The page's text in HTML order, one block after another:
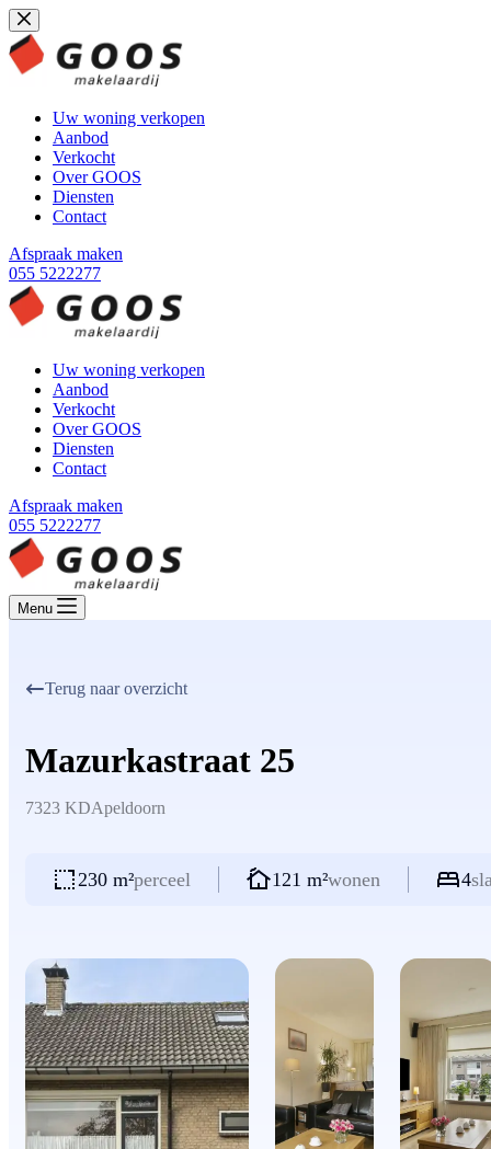
Ga
naar
de
inhoud
Uw woning verkopen
Aanbod
Verkocht
Over GOOS
Diensten
Contact
Afspraak maken
055 5222277
Uw woning verkopen
Aanbod
Verkocht
Over GOOS
Diensten
Contact
Afspraak maken
055 5222277
Menu
Terug naar overzicht
Mazurkastraat 25
7323 KDApeldoorn
230 m²perceel 121 m²wonen 4